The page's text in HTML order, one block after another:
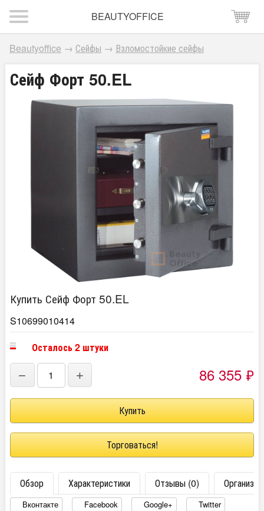
BEAUTYOFFICE
Beautyoffice → Сейфы → Взломостойкие сейфы
Сейф Форт 50.EL
Купить Сейф Форт 50.EL
S10699010414
Осталось 2 штуки
− + 86 355 ₽
Торговаться!
Обзор Характеристики Отзывы (0)
Вконтакте Facebook Google+
Twitter